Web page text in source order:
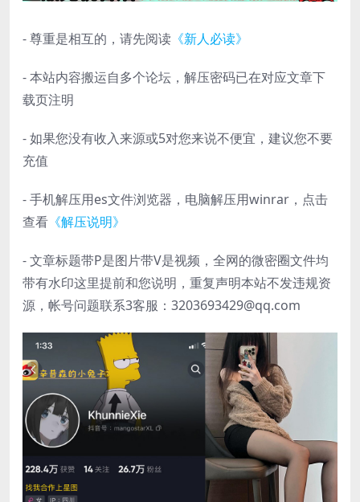
- 尊重是相互的，请先阅读 《新人必读》
- 本站内容搬运自多个论坛，解压密码已在对应文章下
载页注明
- 如果您没有收入来源或5对您来说不便宜，建议您不要
充值
- 手机解压用es文件浏览器，电脑解压用winrar，点击
查看 《解压说明》
- 文章标题带P是图片带V是视频，全网的微密圈文件均
带有水印这里提前和您说明，重复声明本站不发违规资
源，帐号问题联系3客服：3203693429@qq.com